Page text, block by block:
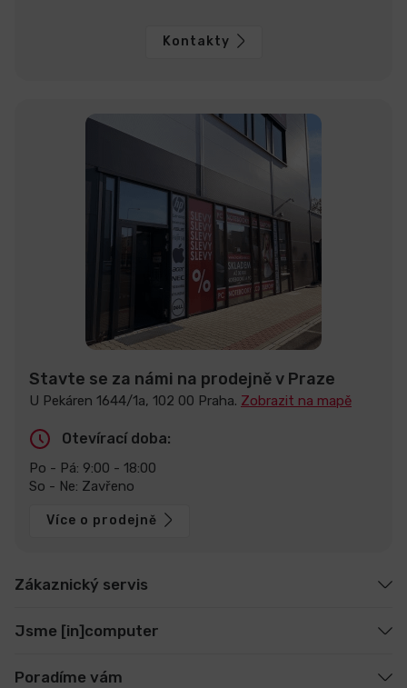
Kontakty
Stavte se za námi na prodejně v Praze
U Pekáren 1644/1a, 102 00 Praha. Zobrazit na mapě
Otevírací doba:
Po - Pá: 9:00 - 18:00
So - Ne: Zavřeno
Více o prodejně
Zákaznický servis
Jsme [in]computer
Poradíme vám